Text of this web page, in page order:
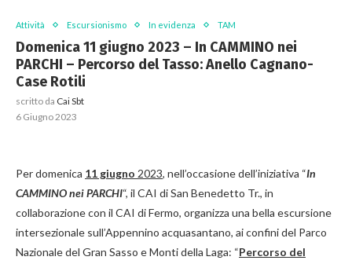
Attività Escursionismo In evidenza TAM
Domenica 11 giugno 2023 – In CAMMINO nei
PARCHI – Percorso del Tasso: Anello Cagnano-
Case Rotili
scritto da Cai Sbt
6 Giugno 2023
Per domenica 11 giugno 2023, nell’occasione dell’iniziativa “In
CAMMINO nei PARCHI“, il CAI di San Benedetto Tr., in
collaborazione con il CAI di Fermo, organizza una bella escursione
intersezionale sull’Appennino acquasantano, ai confini del Parco
Nazionale del Gran Sasso e Monti della Laga: “Percorso del